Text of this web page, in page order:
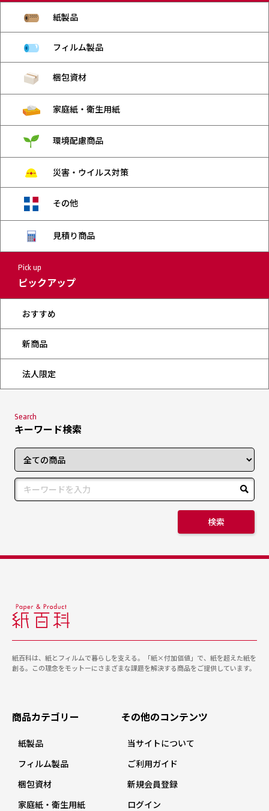
紙製品
フィルム製品
梱包資材
家庭紙・衛生用紙
環境配慮商品
災害・ウイルス対策
その他
見積り商品
Pick up
ピックアップ
おすすめ
新商品
法人限定
Search
キーワード検索
検索
紙百科は、紙とフィルムで暮らしを支える。「紙×付加価値」で、紙を超えた紙を
創る。この理念をモットーにさまざまな課題を解決する商品をご提供しています。
商品カテゴリー
紙製品
フィルム製品
梱包資材
家庭紙・衛生用紙
その他のコンテンツ
当サイトについて
ご利用ガイド
新規会員登録
ログイン